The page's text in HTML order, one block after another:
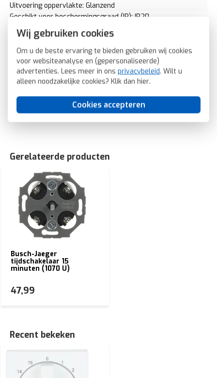
Wij gebruiken cookies
Om u de beste ervaring te bieden gebruiken wij cookies
voor websiteanalyse en (gepersonaliseerde)
advertenties. Lees meer in ons privacybeleid. Wilt u
alleen noodzakelijke cookies? Klik dan hier.
Cookies accepteren
Uitvoering oppervlakte: Glanzend
Geschikt voor beschermingsgraad (IP): IP20
Geschikt voor bussysteem-toetsaansluiting: Nee
Aftastsymbool / barrièrevrij: Nee
Antibacteriële behandeling: Nee
2CKA001753A0258
Busch-Jaeger draaigreep tijdschakelaar 15 min Future Linear
studiowit glans (1770-84-103)
SKU: Busch-Jaeger 1770-84-103
EAN: 4011395226506
Gerelateerde producten
Busch-Jaeger
tijdschakelaar 15
minuten (1070 U)
47,99
Recent bekeken